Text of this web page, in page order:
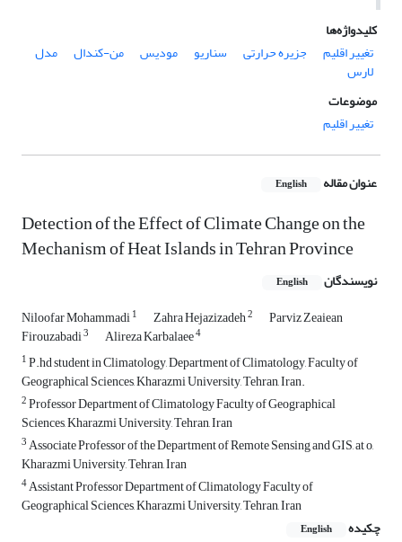
کلیدواژه‌ها
تغییر اقلیم
جزیره حرارتی سناریو مودیس من‌-کندال مدل
لارس
موضوعات
تغییر اقلیم
عنوان مقاله English
Detection of the Effect of Climate Change on the
Mechanism of Heat Islands in Tehran Province
نویسندگان English
Niloofar Mohammadi1 Zahra Hejazizadeh2 Parviz Zeaiean
Firouzabadi3 Alireza Karbalaee4
1P.hd student in Climatology, Department of Climatology, Faculty of
Geographical Sciences, Kharazmi University, Tehran, Iran.
2Professor Department of Climatology Faculty of Geographical
Sciences, Kharazmi University, Tehran, Iran
3Associate Professor of the Department of Remote Sensing and GIS, at o,
Kharazmi University, Tehran, Iran
4Assistant Professor Department of Climatology Faculty of
Geographical Sciences, Kharazmi University, Tehran, Iran
چکیده
English